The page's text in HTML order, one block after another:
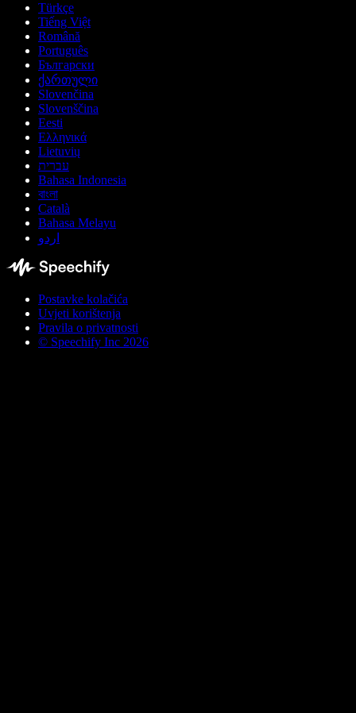
Türkçe
Tiếng Việt
Română
Português
Български
ქართული
Slovenčina
Slovenščina
Eesti
Ελληνικά
Lietuvių
עברית
Bahasa Indonesia
বাংলা
Català
Bahasa Melayu
اردو
Postavke kolačića
Uvjeti korištenja
Pravila o privatnosti
© Speechify Inc 2026